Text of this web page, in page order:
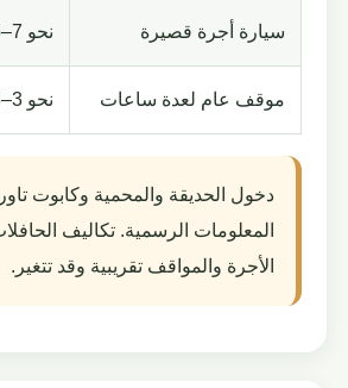
سيارة أجرة قصيرة نحو 7–15 جنيهاً
موقف عام لعدة ساعات نحو 3–8 جنيهات
دخول الحديقة والمحمية وكابوت
المعلومات الرسمية. تكاليف
الأجرة والمواقف تقريبية وقد تتغير.